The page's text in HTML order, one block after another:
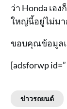
ว่า Honda เอ
ใหญ่นี้อยู่ไม่ม
ขอบคุณข้อมูล
[adsforwp
ข่าวรถยนต์